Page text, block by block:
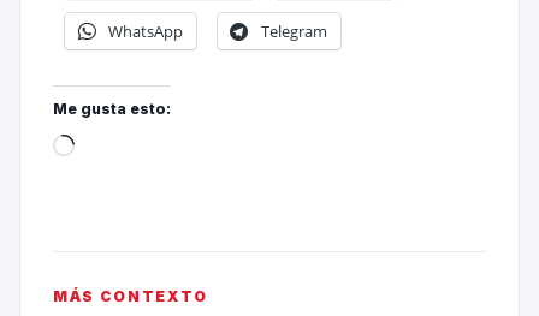
WhatsApp Telegram
Me gusta esto:
MÁS CONTEXTO